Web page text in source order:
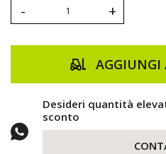
- +
AGGIUNGI
Desideri quantità
sconto